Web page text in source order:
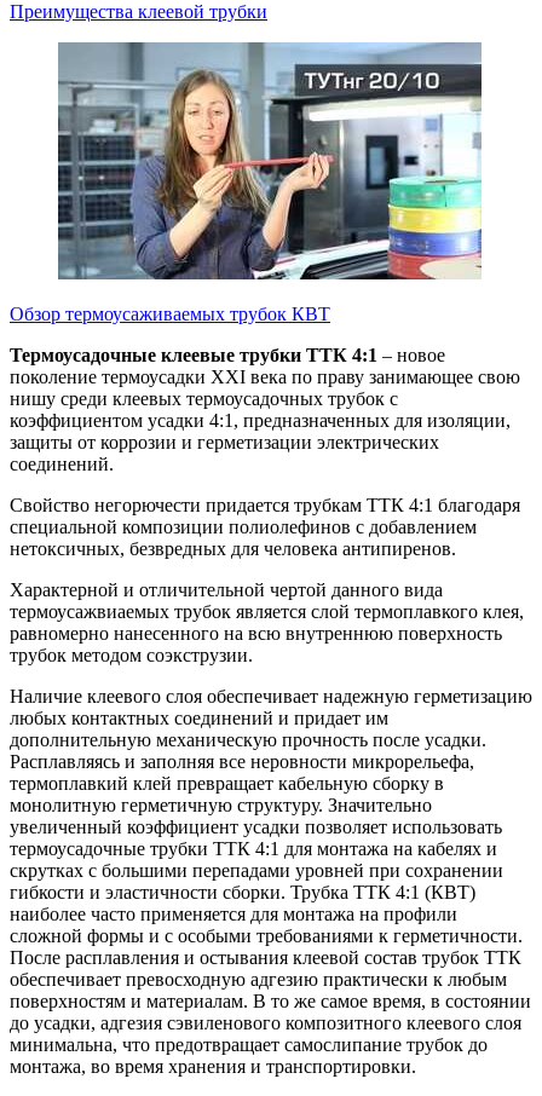
Преимущества клеевой трубки
Обзор термоусаживаемых трубок КВТ
Термоусадочные клеевые трубки ТТК 4:1 – новое
поколение термоусадки ХХI века по праву занимающее свою
нишу среди клеевых термоусадочных трубок с
коэффициентом усадки 4:1, предназначенных для изоляции,
защиты от коррозии и герметизации электрических
соединений.
Свойство негорючести придается трубкам ТТК 4:1 благодаря
специальной композиции полиолефинов с добавлением
нетоксичных, безвредных для человека антипиренов.
Характерной и отличительной чертой данного вида
термоусажвиаемых трубок является слой термоплавкого клея,
равномерно нанесенного на всю внутреннюю поверхность
трубок методом соэкструзии.
Наличие клеевого слоя обеспечивает надежную герметизацию
любых контактных соединений и придает им
дополнительную механическую прочность после усадки.
Расплавляясь и заполняя все неровности микрорельефа,
термоплавкий клей превращает кабельную сборку в
монолитную герметичную структуру. Значительно
увеличенный коэффициент усадки позволяет использовать
термоусадочные трубки ТТК 4:1 для монтажа на кабелях и
скрутках с большими перепадами уровней при сохранении
гибкости и эластичности сборки. Трубка ТТК 4:1 (КВТ)
наиболее часто применяется для монтажа на профили
сложной формы и с особыми требованиями к герметичности.
После расплавления и остывания клеевой состав трубок ТТК
обеспечивает превосходную адгезию практически к любым
поверхностям и материалам. В то же самое время, в состоянии
до усадки, адгезия сэвиленового композитного клеевого слоя
минимальна, что предотвращает самослипание трубок до
монтажа, во время хранения и транспортировки.